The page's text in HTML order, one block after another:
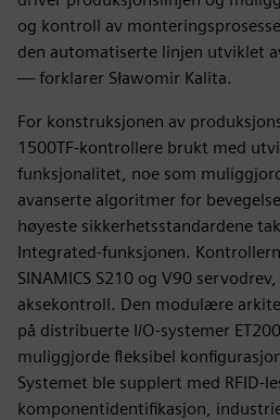
og kontroll av
den automatiserte linjen utviklet
— forklarer Sławomir Kalita.
For konstruksjonen av
1500TF-kontrollere brukt med
funksjonalitet, noe som
avanserte algoritmer for
høyeste sikkerhetsstandardene
Integrated-funksjonen.
SINAMICS S210 og V90
aksekontroll. Den modulære
på distribuerte I/O-systemer
muliggjorde fleksibel
Systemet ble supplert med RFID-
komponentidentifikasjon,